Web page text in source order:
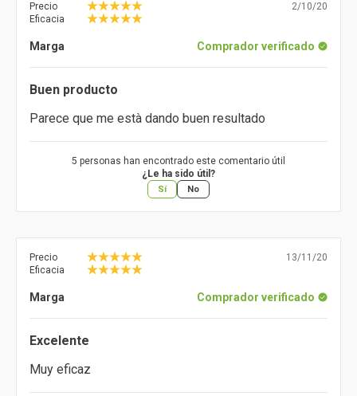
Precio
Eficacia
2/10/20
Marga Comprador verificado
Buen producto
Parece que me està dando buen resultado
5 personas han encontrado este comentario útil
¿Le ha sido útil?
Sí No
Precio
Eficacia
13/11/20
Marga Comprador verificado
Excelente
Muy eficaz